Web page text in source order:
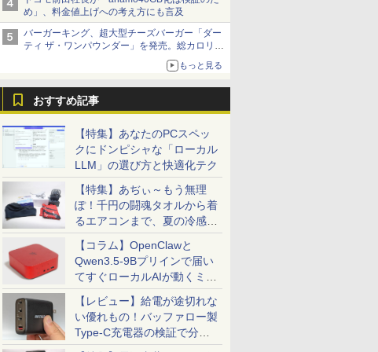
め」、料金値上げへの考え方にも言及
バーガーキング、超大型チーズバーガー「ダー
ティ ザ・ワンパウンダー」を発売。総カロリー
もっと見る
おすすめ記事
【特集】あなたのPCスペッ
クにドンピシャな「ローカル
LLM」の選び方と快適化テク
【特集】あぢぃ～もう無理
ぽ！千円の闘魂タオルから着
るエアコンまで、夏の冷感グ
ッズ一挙紹介
【コラム】OpenClawと
Qwen3.5-9Bプリインで届い
てすぐローカルAIが動くミニ
PC「SER9 Pro」
【レビュー】給電が途切れな
い優れもの！バッファロー製
Type-C充電器の検証で分か
ったこと